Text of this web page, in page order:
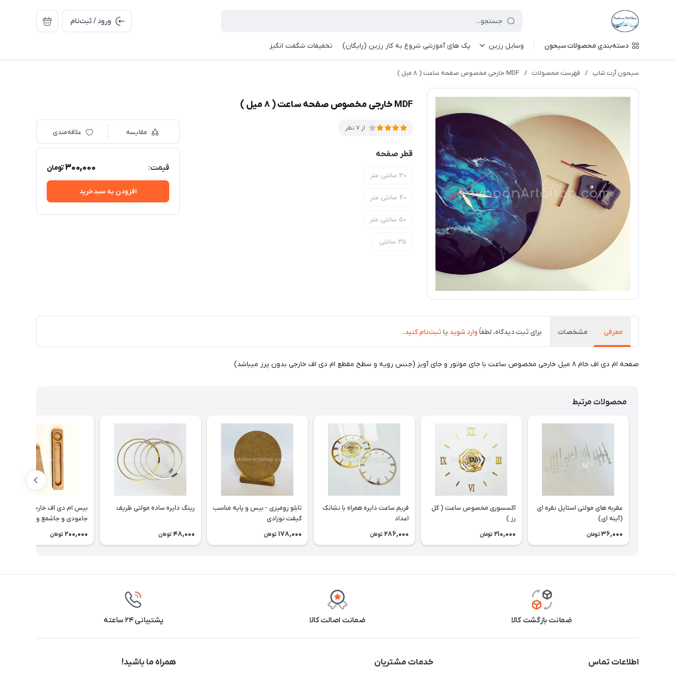
ورود / ثبت‌نام
دسته‌بندی محصولات سیحون وسایل رزین پک های آموزشی شروع به کار رزین (رایگان) تخفیفات شگفت انگیز
سیحون آرت شاپ / فهرست محصولات / MDF خارجی مخصوص صفحه ساعت ( ۸ میل )
MDF خارجی مخصوص صفحه ساعت ( ۸ میل )
از 7 نظر
قطر صفحه
30 سانتی متر
40 سانتی متر
۵۰ سانتی متر
۳۵ سانتی
مقایسه علاقه‌مندی
قیمت: 300,000تومان
افزودن به سبدخرید
معرفی مشخصات برای ثبت دیدگاه، لطفاً وارد شوید یا ثبت‌نام کنید.
صفحه ام دی اف خام ۸ میل خارجی مخصوص ساعت با جای موتور و جای آویز (جنس رویه و سطح مقطع ام دی اف خارجی بدون پرز میباشد)
محصولات مرتبط
عقربه های مولتی استایل نقره ای
(آینه ای)
36,000 تومان
اکسسوری مخصوص ساعت ( گل
رز )
210,000 تومان
فریم ساعت دایره همراه با نشانک
اعداد
286,000 تومان
تابلو رومیزی - بیس و پایه مناسب
گیفت نوزادی
178,000 تومان
رینگ دایره ساده مولتی ظریف
48,000 تومان
بیس ام دی اف خارجی بوکمارک -
جاعودی و جاشمع وارمر
200,000 تومان
ضمانت بازگشت کالا ضمانت اصالت کالا پشتیبانی ۲۴ ساعته
اطلاعات تماس خدمات مشتریان همراه ما باشید!